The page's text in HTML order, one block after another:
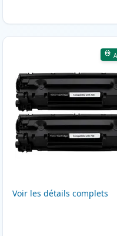
Voir les détails complets